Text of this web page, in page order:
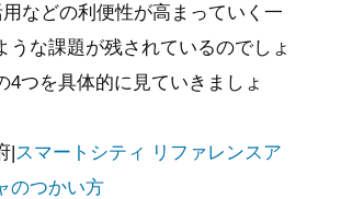
などの利便性が高まっていく一
うな課題が残されているのでしょ
4つを具体的に見ていきましょ
|スマートシティ リファレンスア
のつかい方